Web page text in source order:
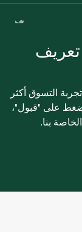
القوانين
التسوق أكثر
على "قبول"،
الخاصة بنا.